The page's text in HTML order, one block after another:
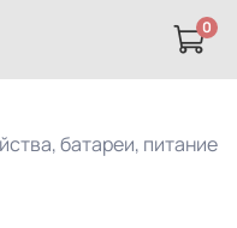
0
батареи, питание